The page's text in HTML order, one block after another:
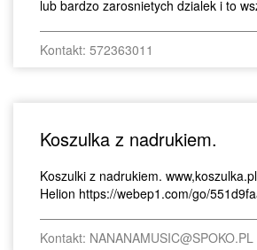
lub bardzo zarosnietych dzialek i to
Kontakt: 572363011
Koszulka z nadrukiem.
Koszulki z nadrukiem.
Helion https://webep1.com/go/
Kontakt: NANANAMUSIC@SPOKO.PL